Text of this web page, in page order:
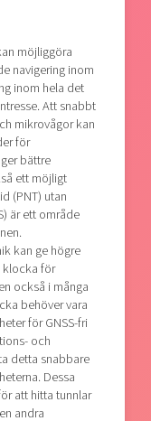
möjliggöra
navigering inom
inom hela det
Att snabbt
mikrovågor kan
för
bättre
ett möjligt
(PNT) utan
är ett område
kan ge högre
klocka för
också i många
behöver vara
för GNSS-fri
och
detta snabbare
Dessa
att hitta tunnlar
andra